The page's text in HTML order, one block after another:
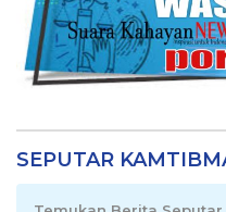
SEPUTAR